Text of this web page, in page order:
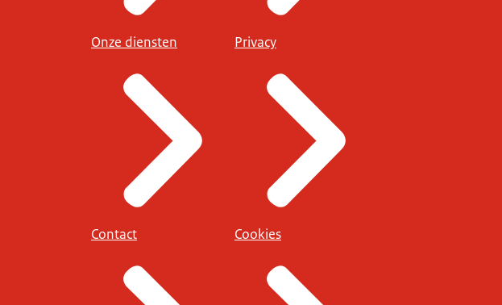
Onze diensten
Contact
Privacy
Cookies